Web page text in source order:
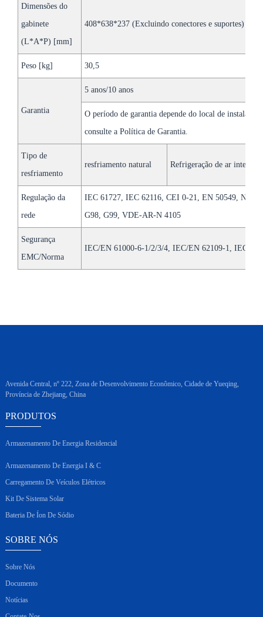
Dimensões do
gabinete
(L*A*P) [mm]
408*638*237 (Excluindo conectores e suportes)
Peso [kg] 30,5
Garantia
5 anos/10 anos
O período de garantia depende do local de
consulte a Política de Garantia.
Tipo de
resfriamento
resfriamento natural Refrigeração de ar
Regulação da
rede
IEC 61727, IEC 62116, CEI 0-21, EN 50549, NRS
G98, G99, VDE-AR-N 4105
Segurança
EMC/Norma
IEC/EN 61000-6-1/2/3/4, IEC/EN 62109-1, IEC/EN
Avenida Central, nº 222, Zona de Desenvolvimento Econômico, Cidade de Yueqing,
Província de Zhejiang, China
PRODUTOS
Armazenamento De Energia Residencial
Armazenamento De Energia I & C
Carregamento De Veículos Elétricos
Kit De Sistema Solar
Bateria De Íon De Sódio
SOBRE NÓS
Sobre Nós
Documento
Notícias